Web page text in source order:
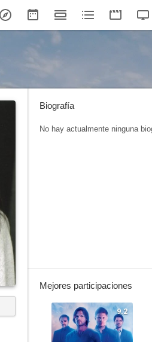
Biografía
No hay actualmente ninguna
Mejores participaciones
9.2